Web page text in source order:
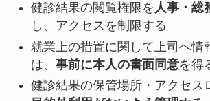
健診結果の閲覧権限を 人事・総
し、アクセスを制限する
就業上の措置に関して上司へ情
は、 事前に本人の書面同意を得
健診結果の保管場所・アクセス